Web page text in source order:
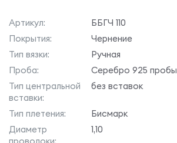
Артикул:
ББГЧ 110
Покрытия:
Чернение
Тип вязки:
Ручная
Проба:
Серебро 925 пробы
Тип центральной
вставки:
без вставок
Тип плетения:
Бисмарк
Диаметр
1,10